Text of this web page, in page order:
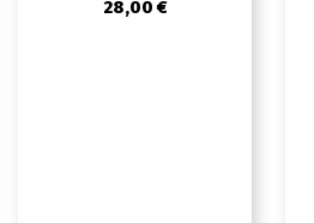
28,00 €